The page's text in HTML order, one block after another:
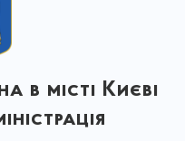
в місті Києві